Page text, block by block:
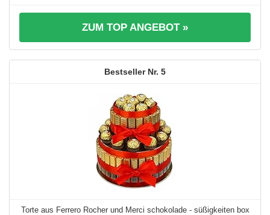
ZUM TOP ANGEBOT »
5
Torte aus Ferrero Rocher und Merci schokolade - süßigkeiten box